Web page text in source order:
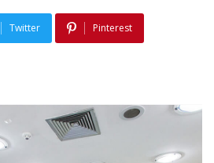
Twitter Pinterest